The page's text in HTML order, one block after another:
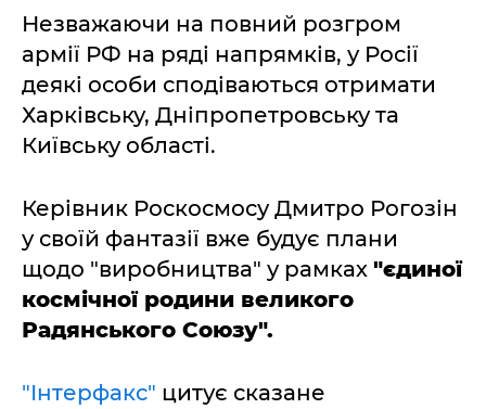
Незважаючи на повний розгром
армії РФ на ряді напрямків, у Росії
деякі особи сподіваються отримати
Харківську, Дніпропетровську та
Київську області.
Керівник Роскосмосу Дмитро Рогозін
у своїй фантазії вже будує плани
щодо "виробництва" у рамках "єдиної
космічної родини великого
Радянського Союзу".
"Інтерфакс" цитує сказане